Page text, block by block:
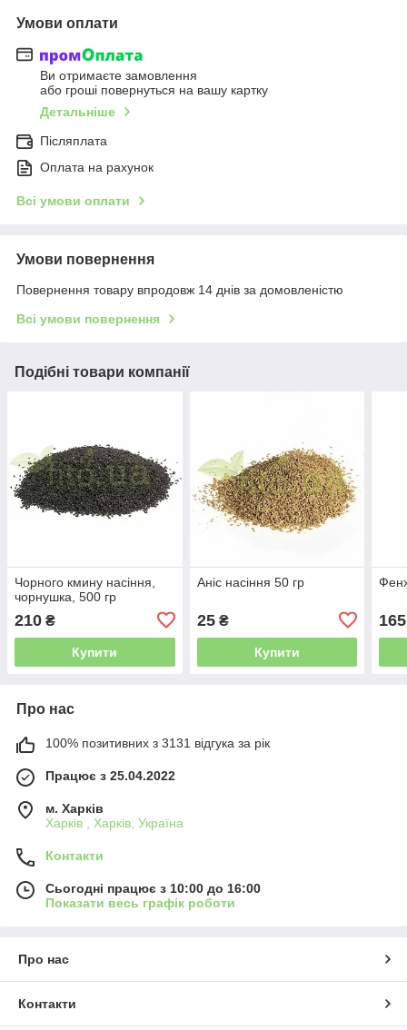
Умови оплати
Ви отримаєте замовлення
або гроші повернуться на вашу картку
Детальніше
Післяплата
Оплата на рахунок
Всі умови оплати
Умови повернення
Повернення товару впродовж 14 днів за домовленістю
Всі умови повернення
Подібні товари компанії
Чорного кмину насіння,
чорнушка, 500 гр
210 ₴
Купити
Аніс насіння 50 гр
25₴
Купити
165
Про нас
100% позитивних з 3131 відгука за рік
Працює з 25.04.2022
м. Харків
Харків , Харків, Україна
Контакти
Сьогодні працює з 10:00 до 16:00
Показати весь графік роботи
Про нас
Контакти